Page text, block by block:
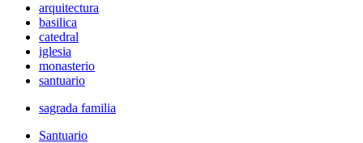
arquitectura
basilica
catedral
iglesia
monasterio
santuario
sagrada familia
Santuario